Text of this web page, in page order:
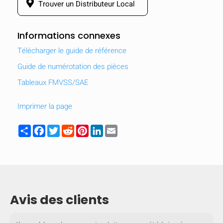
Trouver un Distributeur Local
Informations connexes
Télécharger le guide de référence
Guide de numérotation des pièces
Tableaux FMVSS/SAE
Imprimer la page
ShareFacebook
TwitterRedditPinterest
LinkedIn
Avis des clients